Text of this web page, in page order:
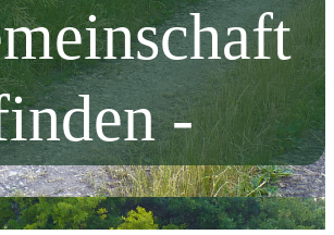
-